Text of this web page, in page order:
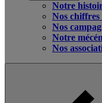
Notre
Nos chiffres
Nos
Notre
Nos